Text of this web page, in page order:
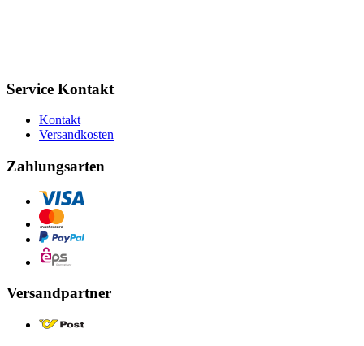
Service Kontakt
Kontakt
Versandkosten
Zahlungsarten
Versandpartner